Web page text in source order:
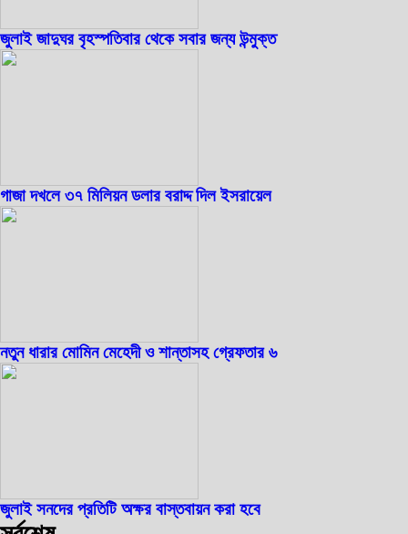
জুলাই জাদুঘর বৃহস্পতিবার থেকে সবার জন্য উন্মুক্ত
গাজা দখলে ৩৭ মিলিয়ন ডলার বরাদ্দ দিল ইসরায়েল
নতুন ধারার মোমিন মেহেদী ও শান্তাসহ গ্রেফতার ৬
জুলাই সনদের প্রতিটি অক্ষর বাস্তবায়ন করা হবে